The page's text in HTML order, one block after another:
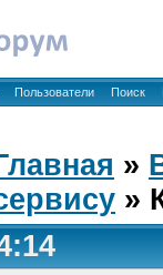
Пользователи Поиск
»
»